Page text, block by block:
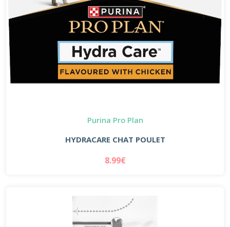
Purina Pro Plan
HYDRACARE CHAT POULET
8.99€